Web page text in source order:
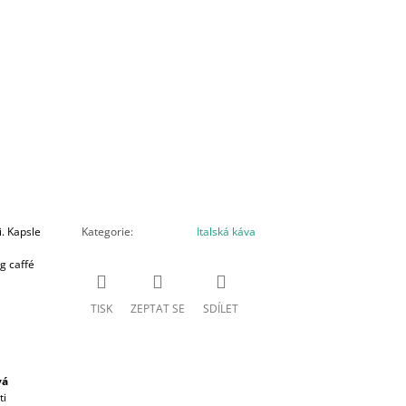
Kapsle
caffé
Kategorie: Italská káva
TISK ZEPTAT SE SDÍLET